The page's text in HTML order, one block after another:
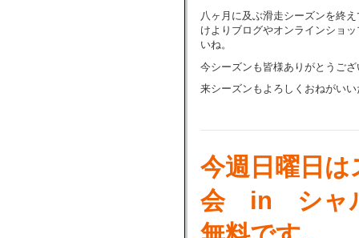
八ヶ月に及ぶ滑走シーズンを終
けよりブログやオンラインショ
いね。
今シーズンも皆様ありがとうご
来シーズンもよろしくおねがい
今週日曜日
会 in シャ